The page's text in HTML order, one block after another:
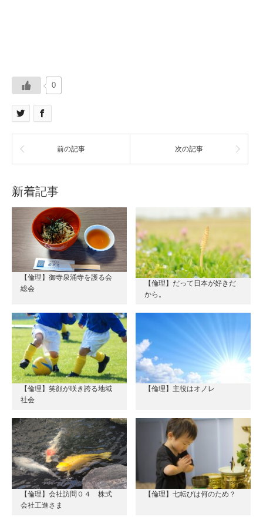
0
前の記事 次の記事
新着記事
【倫理】御寺泉涌寺を護る会
総会
【倫理】だって日本が好きだ
から。
【倫理】笑顔が咲き誇る地域
社会
【倫理】主役はオノレ
【倫理】会社訪問０４ 株式
会社工進さま
【倫理】七転びは何のため？